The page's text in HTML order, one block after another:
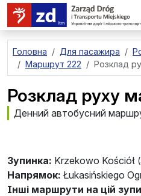
перейти до основного вмісту
Головна Для пасажира
Маршрут 222
Розклад
Розклад руху
Денний автобусний
Зупинка: Krzekowo Kościół
Напрямок: Łukasińskiego
Інші маршрути на цій